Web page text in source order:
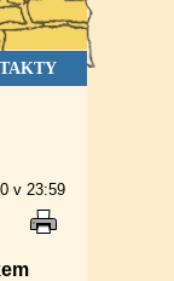
v 23:59